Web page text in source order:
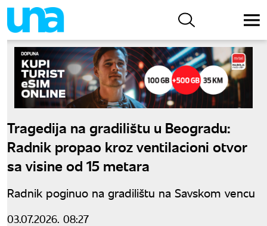
Tragedija na gradilištu u Beogradu:
Radnik propao kroz ventilacioni otvor
sa visine od 15 metara
Radnik poginuo na gradilištu na Savskom vencu
03.07.2026. 08:27